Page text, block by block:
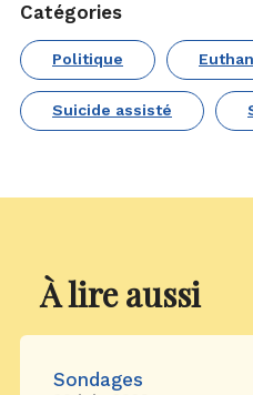
Catégories
Politique
Suicide assisté
À lire aussi
Sondages